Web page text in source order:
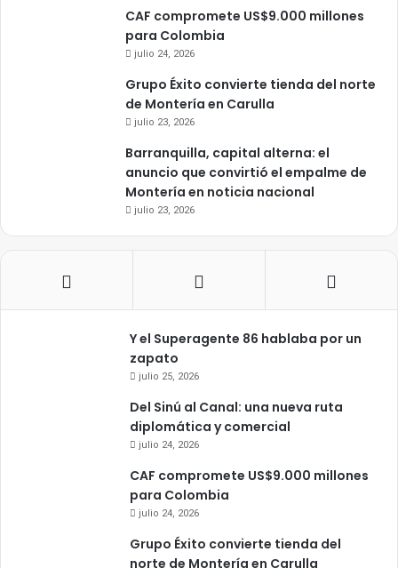
CAF compromete US$9.000 millones
para Colombia
julio 24, 2026
Grupo Éxito convierte tienda del norte
de Montería en Carulla
julio 23, 2026
Barranquilla, capital alterna: el
anuncio que convirtió el empalme de
Montería en noticia nacional
julio 23, 2026
Y el Superagente 86 hablaba por un
zapato
julio 25, 2026
Del Sinú al Canal: una nueva ruta
diplomática y comercial
julio 24, 2026
CAF compromete US$9.000 millones
para Colombia
julio 24, 2026
Grupo Éxito convierte tienda del
norte de Montería en Carulla